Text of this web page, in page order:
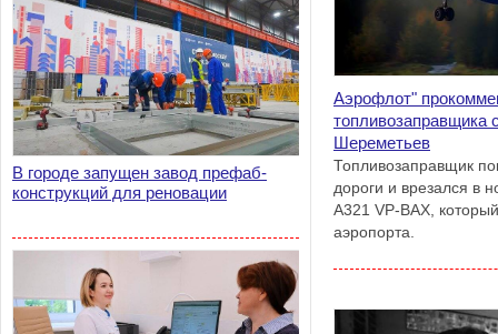
В городе запущен завод префаб-
конструкций для реновации
Аэрофлот"
топливозаправщика
Шереметьев
Топливозаправщик
дороги и врезался в
А321 VP-BAX,
аэропорта.